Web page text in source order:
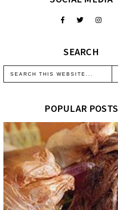
SEARCH
POPULAR POSTS